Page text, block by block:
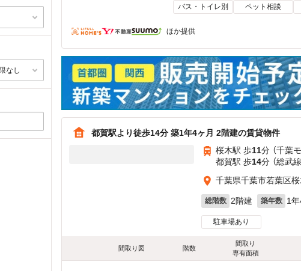
バス・トイレ別 ペット相談
ほか提供
都賀駅より徒歩14分 築1年4ヶ月 2階建の賃貸物件
桜木駅 歩11分 （千葉
都賀駅 歩14分 （総武線
千葉県千葉市若葉区
総階数 2階建 築年数 1
駐車場あり
間取り図 階数
間取り
専有面積